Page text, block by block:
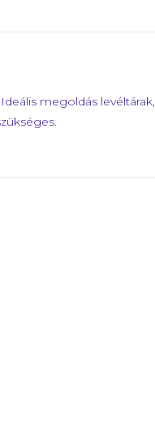
megoldás levéltárak,